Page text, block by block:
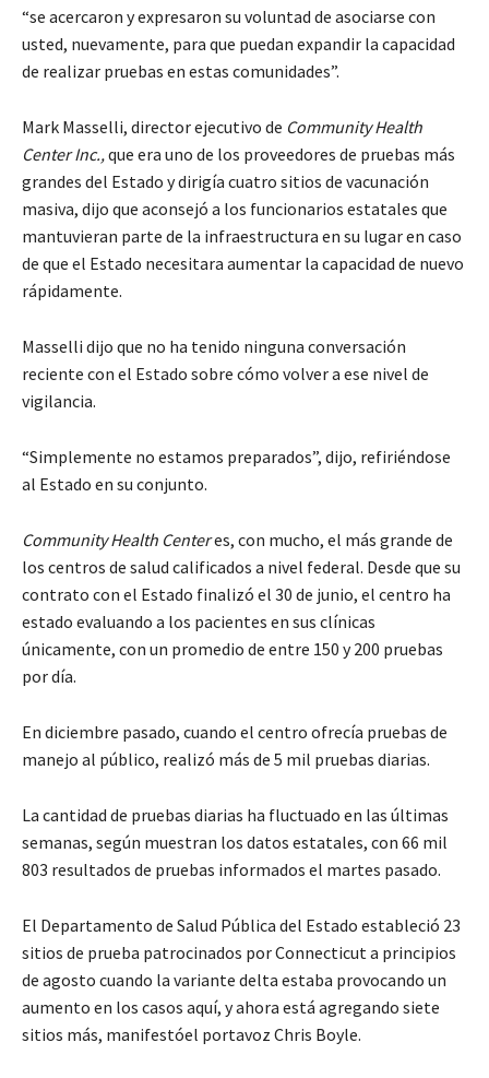
“se acercaron y expresaron su voluntad de asociarse con
usted, nuevamente, para que puedan expandir la capacidad
de realizar pruebas en estas comunidades”.
Mark Masselli, director ejecutivo de Community Health
Center Inc.,que era uno de los proveedores de pruebas más
grandes del Estado y dirigía cuatro sitios de vacunación
masiva, dijo que aconsejó a los funcionarios estatales que
mantuvieran parte de la infraestructura en su lugar en caso
de que el Estado necesitara aumentar la capacidad de nuevo
rápidamente.
Masselli dijo que no ha tenido ninguna conversación
reciente con el Estado sobre cómo volver a ese nivel de
vigilancia.
“Simplemente no estamos preparados”, dijo, refiriéndose
al Estado en su conjunto.
Community Health Centeres, con mucho, el más grande de
los centros de salud calificados a nivel federal. Desde que su
contrato con el Estado finalizó el 30 de junio, el centro ha
estado evaluando a los pacientes en sus clínicas
únicamente, con un promedio de entre 150 y 200 pruebas
por día.
En diciembre pasado, cuando el centro ofrecía pruebas de
manejo al público, realizó más de 5 mil pruebas diarias.
La cantidad de pruebas diarias ha fluctuado en las últimas
semanas, según muestran los datos estatales, con 66 mil
803 resultados de pruebas informados el martes pasado.
El Departamento de Salud Pública del Estado estableció 23
sitios de prueba patrocinados por Connecticut a principios
de agosto cuando la variante delta estaba provocando un
aumento en los casos aquí, y ahora está agregando siete
sitios más, manifestóel portavoz Chris Boyle.